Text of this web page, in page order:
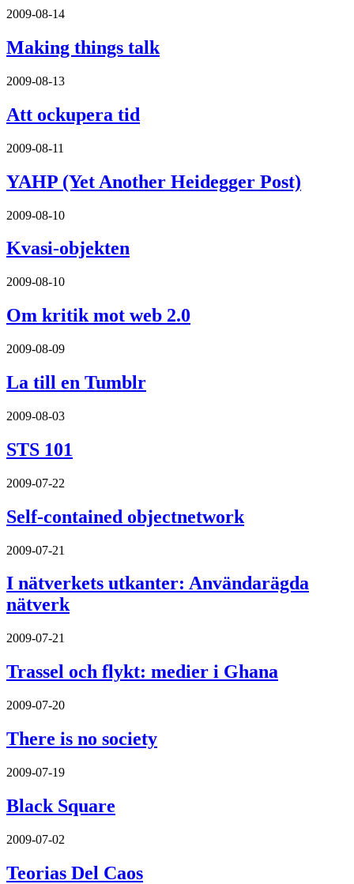
2009-08-14
Making things talk
2009-08-13
Att ockupera tid
2009-08-11
YAHP (Yet Another Heidegger Post)
2009-08-10
Kvasi-objekten
2009-08-10
Om kritik mot web 2.0
2009-08-09
La till en Tumblr
2009-08-03
STS 101
2009-07-22
Self-contained objectnetwork
2009-07-21
I nätverkets utkanter: Användarägda
nätverk
2009-07-21
Trassel och flykt: medier i Ghana
2009-07-20
There is no society
2009-07-19
Black Square
2009-07-02
Teorias Del Caos